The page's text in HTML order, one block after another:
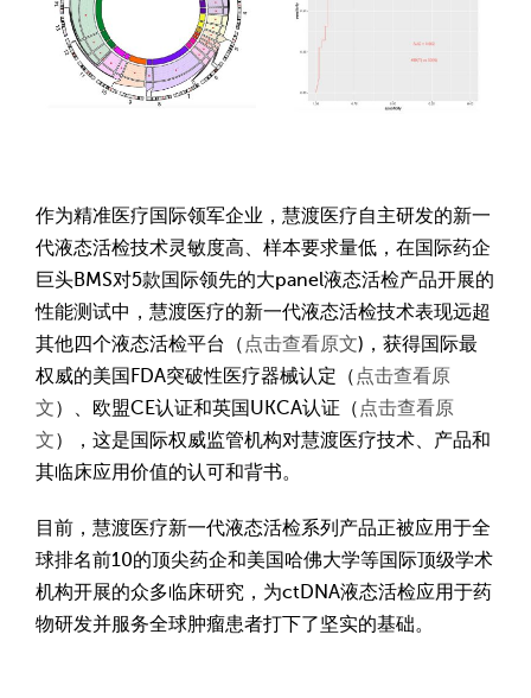
作为精准医疗国际领军企业，慧渡医疗自主研发的新一
代液态活检技术灵敏度高、样本要求量低，在国际药企
巨头BMS对5款国际领先的大panel液态活检产品开展的
性能测试中，慧渡医疗的新一代液态活检技术表现远超
其他四个液态活检平台（ 点击查看原文)，获得国际最
权威的美国FDA突破性医疗器械认定（ 点击查看原
文）、欧盟CE认证和英国UKCA认证（ 点击查看原
文），这是国际权威监管机构对慧渡医疗技术、产品和
其临床应用价值的认可和背书。
目前，慧渡医疗新一代液态活检系列产品正被应用于全
球排名前10的顶尖药企和美国哈佛大学等国际顶级学术
机构开展的众多临床研究，为ctDNA液态活检应用于药
物研发并服务全球肿瘤患者打下了坚实的基础。